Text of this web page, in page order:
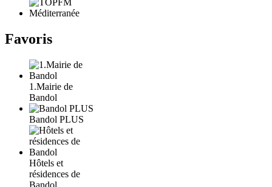
Favoris
1.Mairie de
Bandol
Bandol PLUS
Hôtels et
résidences de
Bandol